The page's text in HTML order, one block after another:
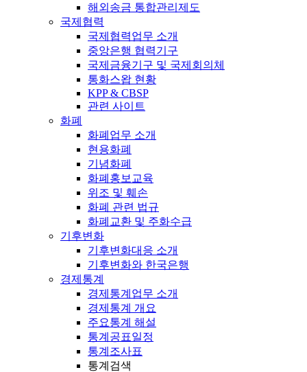
해외송금 통합관리제도
국제협력
국제협력업무 소개
중앙은행 협력기구
국제금융기구 및 국제회의체
통화스왑 현황
KPP & CBSP
관련 사이트
화폐
화폐업무 소개
현용화폐
기념화폐
화폐홍보교육
위조 및 훼손
화폐 관련 법규
화폐교환 및 주화수급
기후변화
기후변화대응 소개
기후변화와 한국은행
경제통계
경제통계업무 소개
경제통계 개요
주요통계 해설
통계공표일정
통계조사표
통계검색